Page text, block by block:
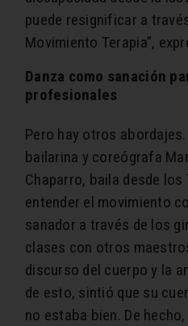
puede resignificar a
Movimiento Terapia”,
Danza como sanación
profesionales
Pero hay otros
bailarina y coreógrafa
Chaparro, baila desde
entender el movimiento
sanador a través de los
clases con otros
discurso del cuerpo y la
de esto, sintió que su
no estaba bien. De